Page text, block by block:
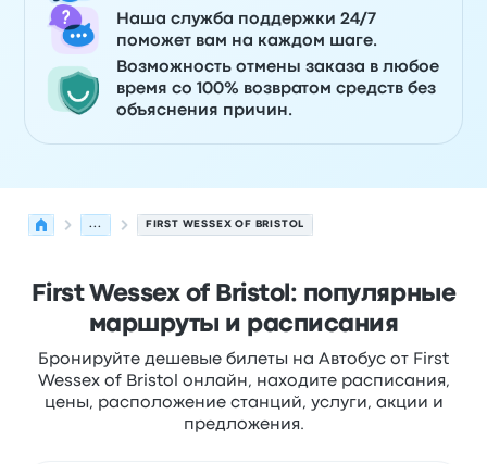
Наша служба поддержки 24/7
поможет вам на каждом шаге.
Возможность отмены заказа в любое
время со 100% возвратом средств без
объяснения причин.
... FIRST WESSEX OF BRISTOL
First Wessex of Bristol: популярные
маршруты и расписания
Бронируйте дешевые билеты на Автобус от First
Wessex of Bristol онлайн, находите расписания,
цены, расположение станций, услуги, акции и
предложения.